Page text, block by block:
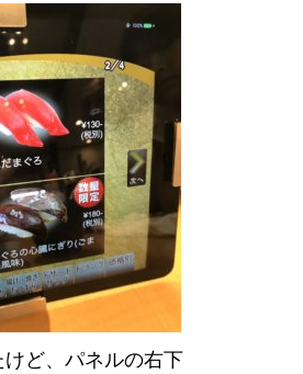
けど、パネルの右下